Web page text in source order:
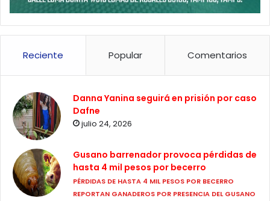
Reciente Popular Comentarios
Danna Yanina seguirá en prisión por caso
Dafne
julio 24, 2026
Gusano barrenador provoca pérdidas de
hasta 4 mil pesos por becerro
PÉRDIDAS DE HASTA 4 MIL PESOS POR BECERRO
REPORTAN GANADEROS POR PRESENCIA DEL GUSANO